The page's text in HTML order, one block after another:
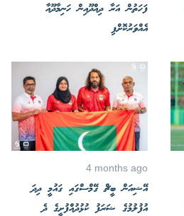
ފަހަތުން އަރާ ދިއްދޫއިން ހަނިމާދޫއާ
އެއްވަރުކޮށްފި
4 months ago
އޭޝިއަން ބީޗް ގޭމްސްގައި ގައުމީ ދިދަ
އުފުލުމުގެ ޝަރަފު ކުޅުދުއްފުށީގެ ދެ